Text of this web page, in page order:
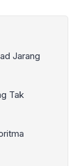
Jarang
Tak